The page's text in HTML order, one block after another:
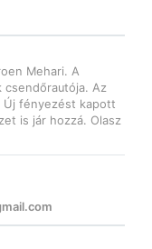
Mehari. A
Az
Új fényezést kapott
is jár hozzá. Olasz